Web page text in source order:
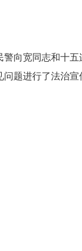
警向宽同志和十
问题进行了法治